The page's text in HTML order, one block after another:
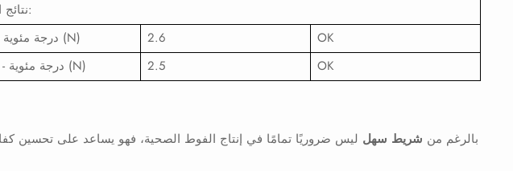
نتائج اختبار مقاومة درجات الحرارة العالية هي كما يلي:
70 درجة مئوية - 72 ساعة الشيخوخة - 90 درجة قوة التقشير (N)
2.6
OK
70 درجة مئوية - 168 ساعة الشيخوخة - 90 درجة قوة التقشير (N)
2.5 OK
بالرغم من شريط سهل ليس ضروريًا تمامًا في إنتاج الفوط الصحية، فهو يساعد على تحسين